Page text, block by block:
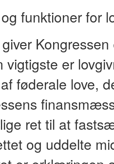
funktioner for
vigtigste er
føderale love,
ret til at
og uddelte